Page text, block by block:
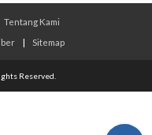
Tentang Kami
| Sitemap
Reserved.